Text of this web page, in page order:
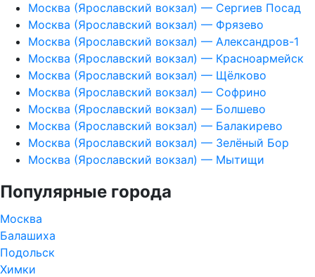
Москва (Ярославский вокзал) — Сергиев Посад
Москва (Ярославский вокзал) — Фрязево
Москва (Ярославский вокзал) — Александров-1
Москва (Ярославский вокзал) — Красноармейск
Москва (Ярославский вокзал) — Щёлково
Москва (Ярославский вокзал) — Софрино
Москва (Ярославский вокзал) — Болшево
Москва (Ярославский вокзал) — Балакирево
Москва (Ярославский вокзал) — Зелёный Бор
Москва (Ярославский вокзал) — Мытищи
Популярные города
Москва
Балашиха
Подольск
Химки